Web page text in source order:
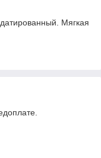
Мягкая